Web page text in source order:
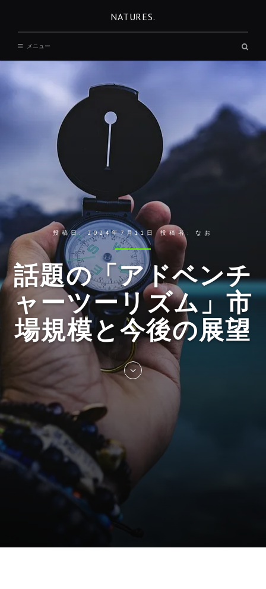
へ
NATURES.
メニュー
投稿日:2024年7月11日投稿者:なお
話題の「アドベンチ
ャーツーリズム」市
場規模と今後の展望
Skip
to